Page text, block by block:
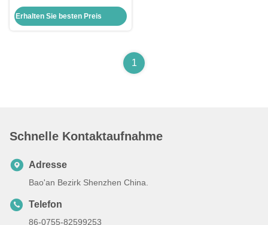
MG00 13 Glas Transponder Chip
Honda Auto Schlüsselkasten
Ersatz
Erhalten Sie besten Preis
1
Schnelle Kontaktaufnahme
Adresse
Bao'an Bezirk Shenzhen China.
Telefon
86-0755-82599253